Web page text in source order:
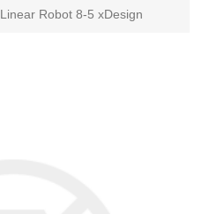
Linear Robot 8-5 xDesign